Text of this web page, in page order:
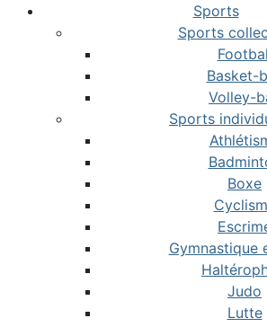
Sports
Sports
Basket-
Volley-
Sports
Boxe
Gymnastique
Judo
Lutte